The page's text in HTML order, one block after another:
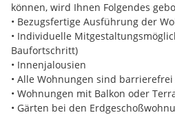
ATTRAKTIVES
ImZentrum von Neunkirchenhat
den zweiten Bauteil einer
errichtet, der neben
Eigentumswohnungen auch eine
umfasst. Bei den Stellplätzen
einfachen Nachrüstung von E-
können, wird Ihnen Folgendes
• Bezugsfertige Ausführung der
• Individuelle
Baufortschritt)
• Innenjalousien
• Alle Wohnungen sind
• Wohnungen mit Balkon oder
• Gärten bei den